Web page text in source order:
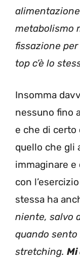
metabolismo
fissazione
top c’è lo
Insomma
nessuno fino
e che di
quello che gli
immaginare e
con
stessa ha
niente, salvo
quando
stretching. Mi